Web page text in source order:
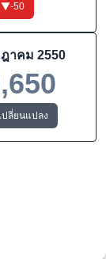
-50
าคม 2550
ปลี่ยนแปลง